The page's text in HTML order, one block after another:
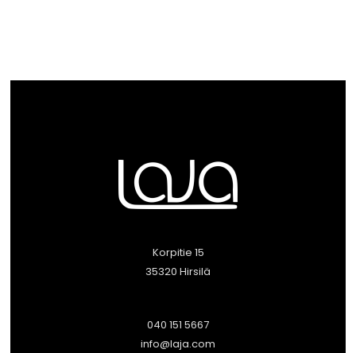
Korpitie 15
35320 Hirsilä
040 151 5667
info@laja.com